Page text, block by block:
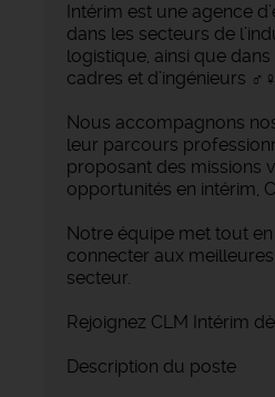
Intérim est une agence
dans les secteurs de
logistique, ainsi que
cadres et d’ingénieurs ‍♂️‍♀️
Nous accompagnons
leur parcours
proposant des missions
opportunités en intérim,
Notre équipe met tout
connecter aux
secteur.
Rejoignez CLM Intérim
Description du poste